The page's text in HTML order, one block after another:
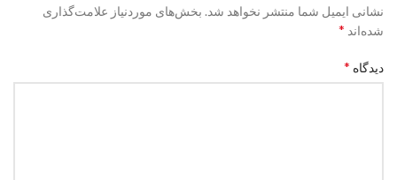
نشانی ایمیل شما منتشر نخواهد شد. بخش‌های موردنیاز علامت‌گذاری
شده‌اند *
دیدگاه *